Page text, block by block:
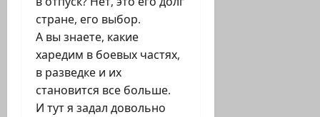
стране, его выбор.
А вы знаете, какие
харедим в боевых частях,
в разведке и их
становится все больше.
И тут я задал довольно